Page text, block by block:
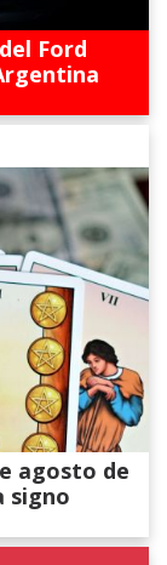
Ford
agosto de
signo